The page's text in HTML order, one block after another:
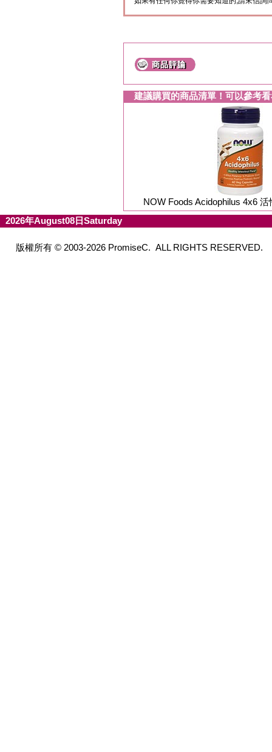
建議購買的商品清單！可以參考
NOW Foods Acidophilus 4x6
2026年August08日Saturday
版權所有 © 2003-2026 PromiseC. ALL RIGHTS RESERVED.